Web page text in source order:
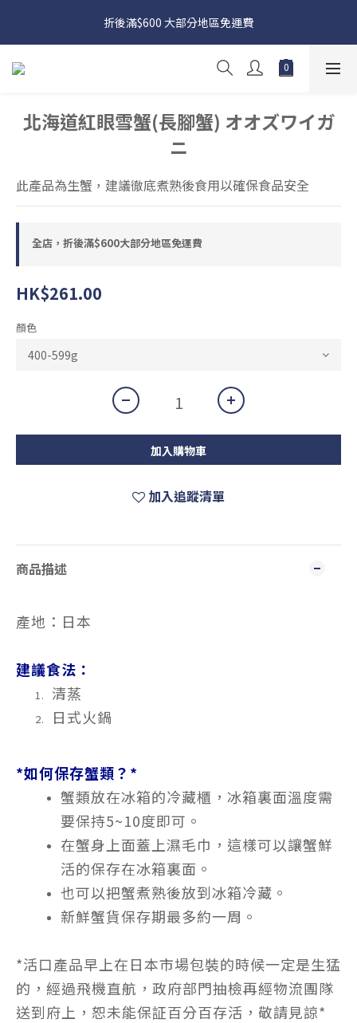
日本接近假期，貨源較不穩定；如想在 8 月 11 日至 8 月 15 日收
貨，請務必於 8 月 10 日前落單
折後滿$600 大部分地區免運費
日本接近假期，貨源較不穩定；如想在 8 月 11 日至 8 月 15 日收
貨，請務必於 8 月 10 日前落單
北海道紅眼雪蟹(長腳蟹) オオズワイガ
ニ
此產品為生蟹，建議徹底煮熟後食用以確保食品安全
全店，折後滿$600大部分地區免運費
HK$261.00
顏色
加入購物車
加入追蹤清單
商品描述
產地：日本
建議食法：
清蒸
日式火鍋
*如何保存蟹類？*
蟹類放在冰箱的冷藏櫃，冰箱裏面溫度需
要保持5~10度即可。
在蟹身上面蓋上濕毛巾，這樣可以讓蟹鮮
活的保存在冰箱裏面。
也可以把蟹煮熟後放到冰箱冷藏。
新鮮蟹貨保存期最多約一周。
*活口產品早上在日本市場包裝的時候一定是生猛
的，經過飛機直航，政府部門抽檢再經物流團隊
送到府上，恕未能保証百分百存活，敬請見諒*